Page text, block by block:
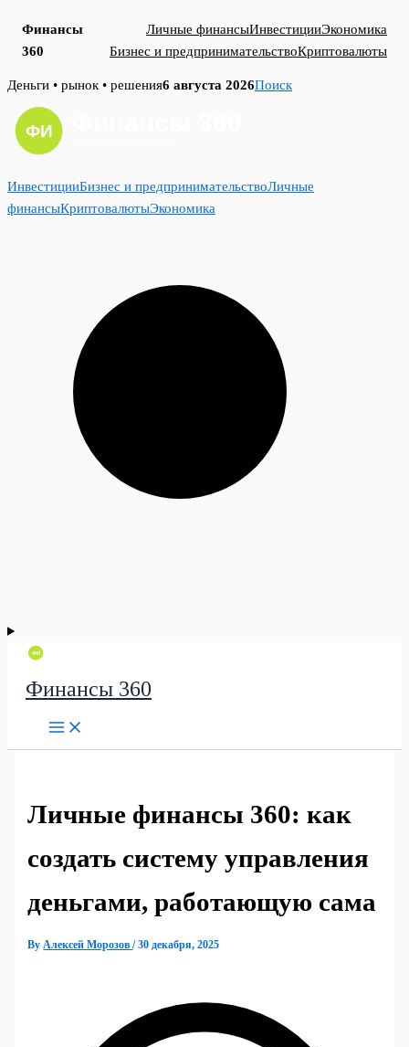
Финансы
360
Личные финансыИнвестицииЭкономика
Бизнес и предпринимательствоКриптовалюты
Skip
content
Деньги • рынок • решения6 августа 2026Поиск
ИнвестицииБизнес и предпринимательствоЛичные
финансыКриптовалютыЭкономика
Финансы 360
Личные финансы 360: как
создать систему управления
деньгами, работающую сама
ByАлексей Морозов/30 декабря, 2025